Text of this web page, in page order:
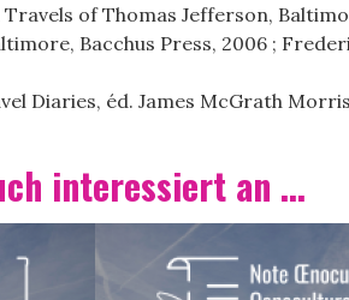
of Thomas Jefferson,
Bacchus Press, 2006 ;
Diaries, éd. James McGrath
interessiert an ...